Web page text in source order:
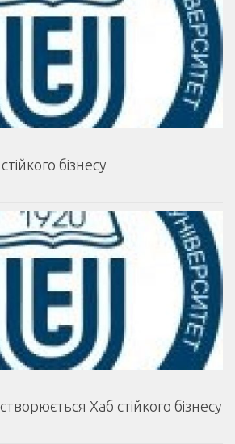
бізнесу
Хаб стійкого бізнесу